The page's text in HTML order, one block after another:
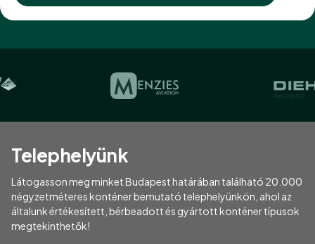
Telephelyünk
Látogasson meg minket Budapest határában található 20.000
négyzetméteres konténer bemutató telephelyünkön, ahol az
általunk értékesített, bérbeadott és gyártott konténer típusok
megtekinthetők!